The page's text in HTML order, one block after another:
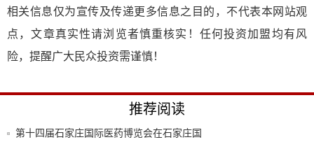
相关信息仅为宣传及传递更多信息之目的，不代表本网站观
点，文章真实性请浏览者慎重核实！任何投资加盟均有风
险，提醒广大民众投资需谨慎！
推荐阅读
第十四届石家庄国际医药博览会在石家庄国